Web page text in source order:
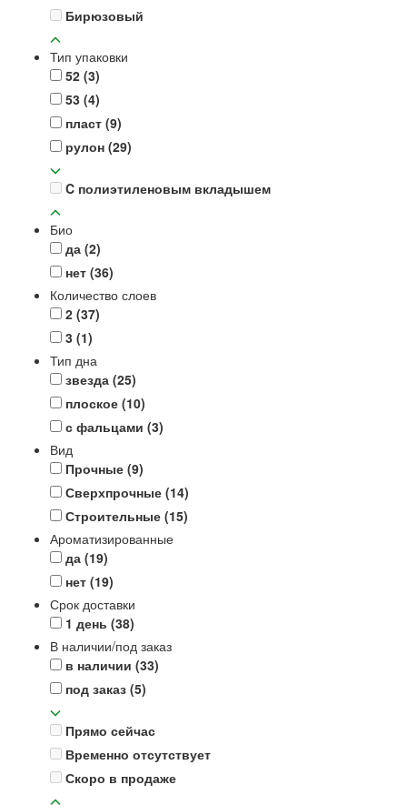
Бирюзовый
Тип упаковки
52 (3)
53 (4)
пласт (9)
рулон (29)
C полиэтиленовым вкладышем
Био
да (2)
нет (36)
Количество слоев
2 (37)
3 (1)
Тип дна
звезда (25)
плоское (10)
с фальцами (3)
Вид
Прочные (9)
Сверхпрочные (14)
Строительные (15)
Ароматизированные
да (19)
нет (19)
Срок доставки
1 день (38)
В наличии/под заказ
в наличии (33)
под заказ (5)
Прямо сейчас
Временно отсутствует
Скоро в продаже